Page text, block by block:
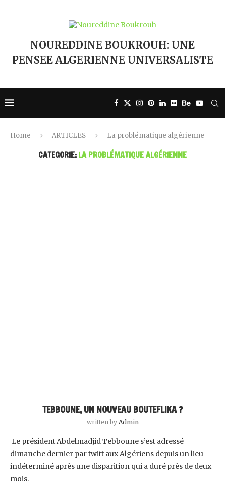
NOUREDDINE BOUKROUH: UNE
PENSEE ALGERIENNE UNIVERSALISTE
Home ARTICLES La problématique algérienne
CATEGORIE:LA PROBLÉMATIQUE ALGÉRIENNE
TEBBOUNE, UN NOUVEAU BOUTEFLIKA ?
written by Admin
‎ ‎Le président Abdelmadjid Tebboune s’est adressé
dimanche dernier par twitt aux Algériens ‎depuis un lieu
indéterminé après une disparition qui a duré près de deux
mois.